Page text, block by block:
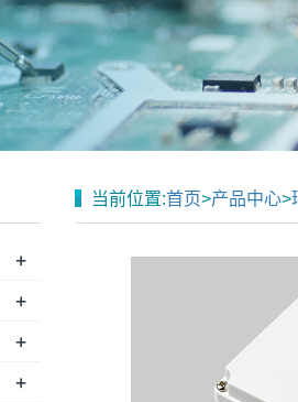
当前位置:首页>产品中心>
+
+
+
+